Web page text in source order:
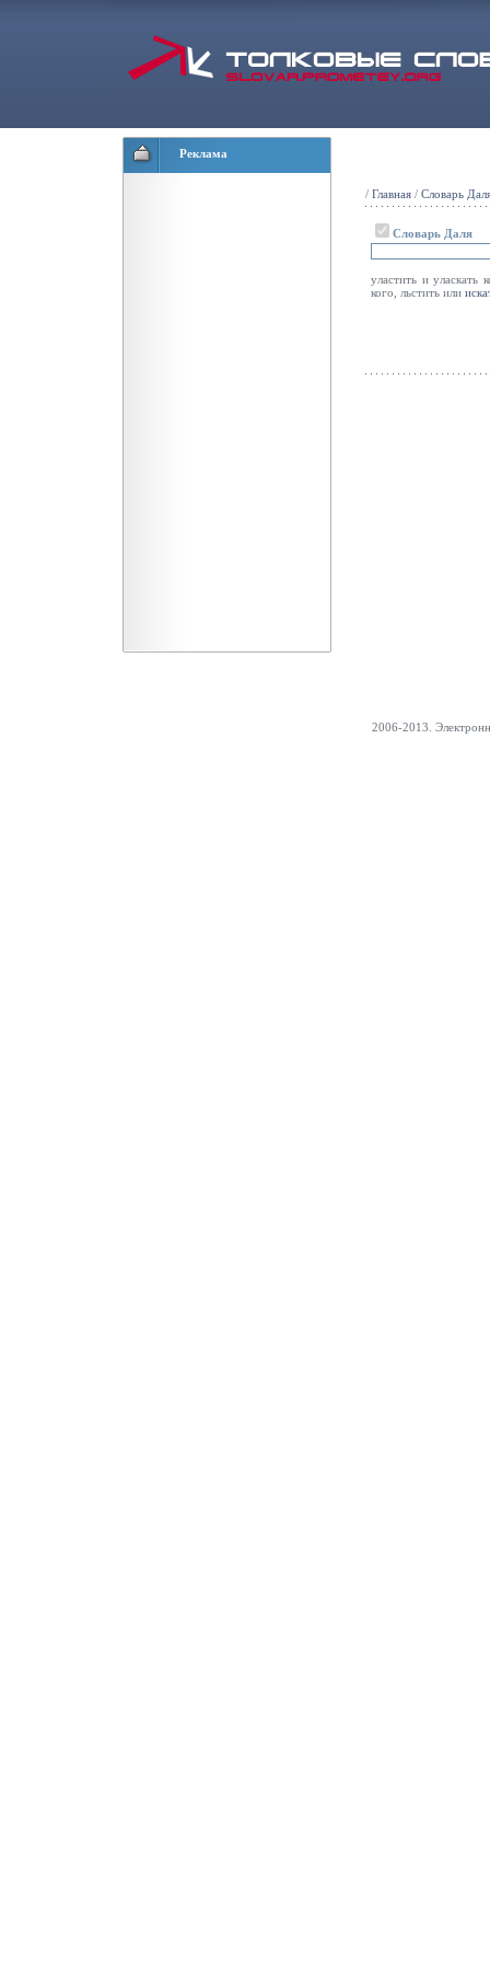
Реклама
/ Главная / Словарь
Словарь Даля
уластить и уласкать
кого, льстить или
2006-2013.